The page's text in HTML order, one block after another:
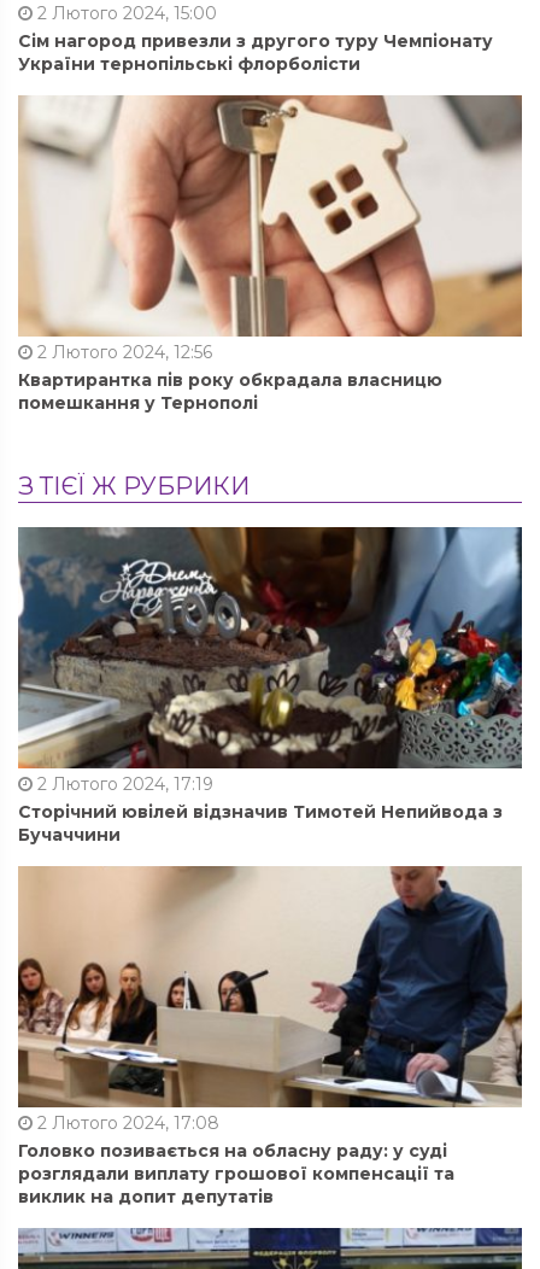
2 Лютого 2024, 15:00
Сім нагород привезли з другого туру Чемпіонату
України тернопільські флорболісти
2 Лютого 2024, 12:56
Квартирантка пів року обкрадала власницю
помешкання у Тернополі
З ТІЄЇ Ж РУБРИКИ
2 Лютого 2024, 17:19
Сторічний ювілей відзначив Тимотей Непийвода з
Бучаччини
2 Лютого 2024, 17:08
Головко позивається на обласну раду: у суді
розглядали виплату грошової компенсації та
виклик на допит депутатів